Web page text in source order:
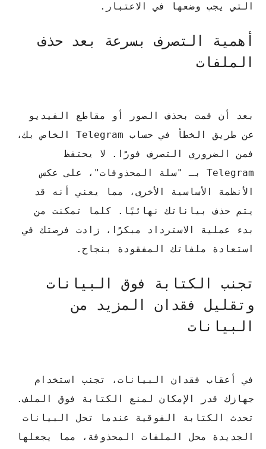
التي يجب وضعها في الاعتبار.
أهمية التصرف بسرعة بعد حذف
الملفات
بعد أن قمت بحذف الصور أو مقاطع الفيديو
عن طريق الخطأ في حساب Telegram الخاص بك،
فمن الضروري التصرف فورًا. لا يحتفظ
Telegram بـ "سلة المحذوفات"، على عكس
الأنظمة الأساسية الأخرى، مما يعني أنه قد
يتم حذف بياناتك نهائيًا. كلما تمكنت من
بدء عملية الاسترداد مبكرًا، زادت فرصتك في
استعادة ملفاتك المفقودة بنجاح.
تجنب الكتابة فوق البيانات
وتقليل فقدان المزيد من
البيانات
في أعقاب فقدان البيانات، تجنب استخدام
جهازك قدر الإمكان لمنع الكتابة فوق الملف.
تحدث الكتابة الفوقية عندما تحل البيانات
الجديدة محل الملفات المحذوفة، مما يجعلها